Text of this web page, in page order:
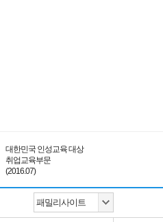
대한민국 인성교육 대상
취업교육부문
(2016.07)